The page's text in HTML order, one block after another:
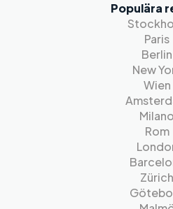
Populära
Paris
Berlin
New
Wien
Milano
Rom
Zürich